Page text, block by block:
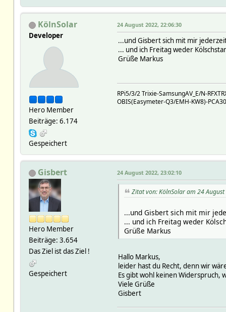
KölnSolar
Developer
Hero Member
Beiträge: 6.174
Gespeichert
24 August 2022, 22:06:30
...und Gisbert sich mit mir
... und ich Freitag weder
Grüße Markus
RPi5/3/2 Trixie-SamsungAV_E/N-
OBIS(Easymeter-Q3/EMH-KW8)-
Gisbert
Hero Member
Beiträge: 3.654
Das Ziel ist das Ziel !
Gespeichert
24 August 2022, 23:02:10
Zitat von: KölnSolar am 24
...und Gisbert sich mit mir
... und ich Freitag weder
Grüße Markus
Hallo Markus,
leider hast du Recht, denn wir
Es gibt wohl keinen Widerspruch,
Viele​ Grüße​
Gisbert​